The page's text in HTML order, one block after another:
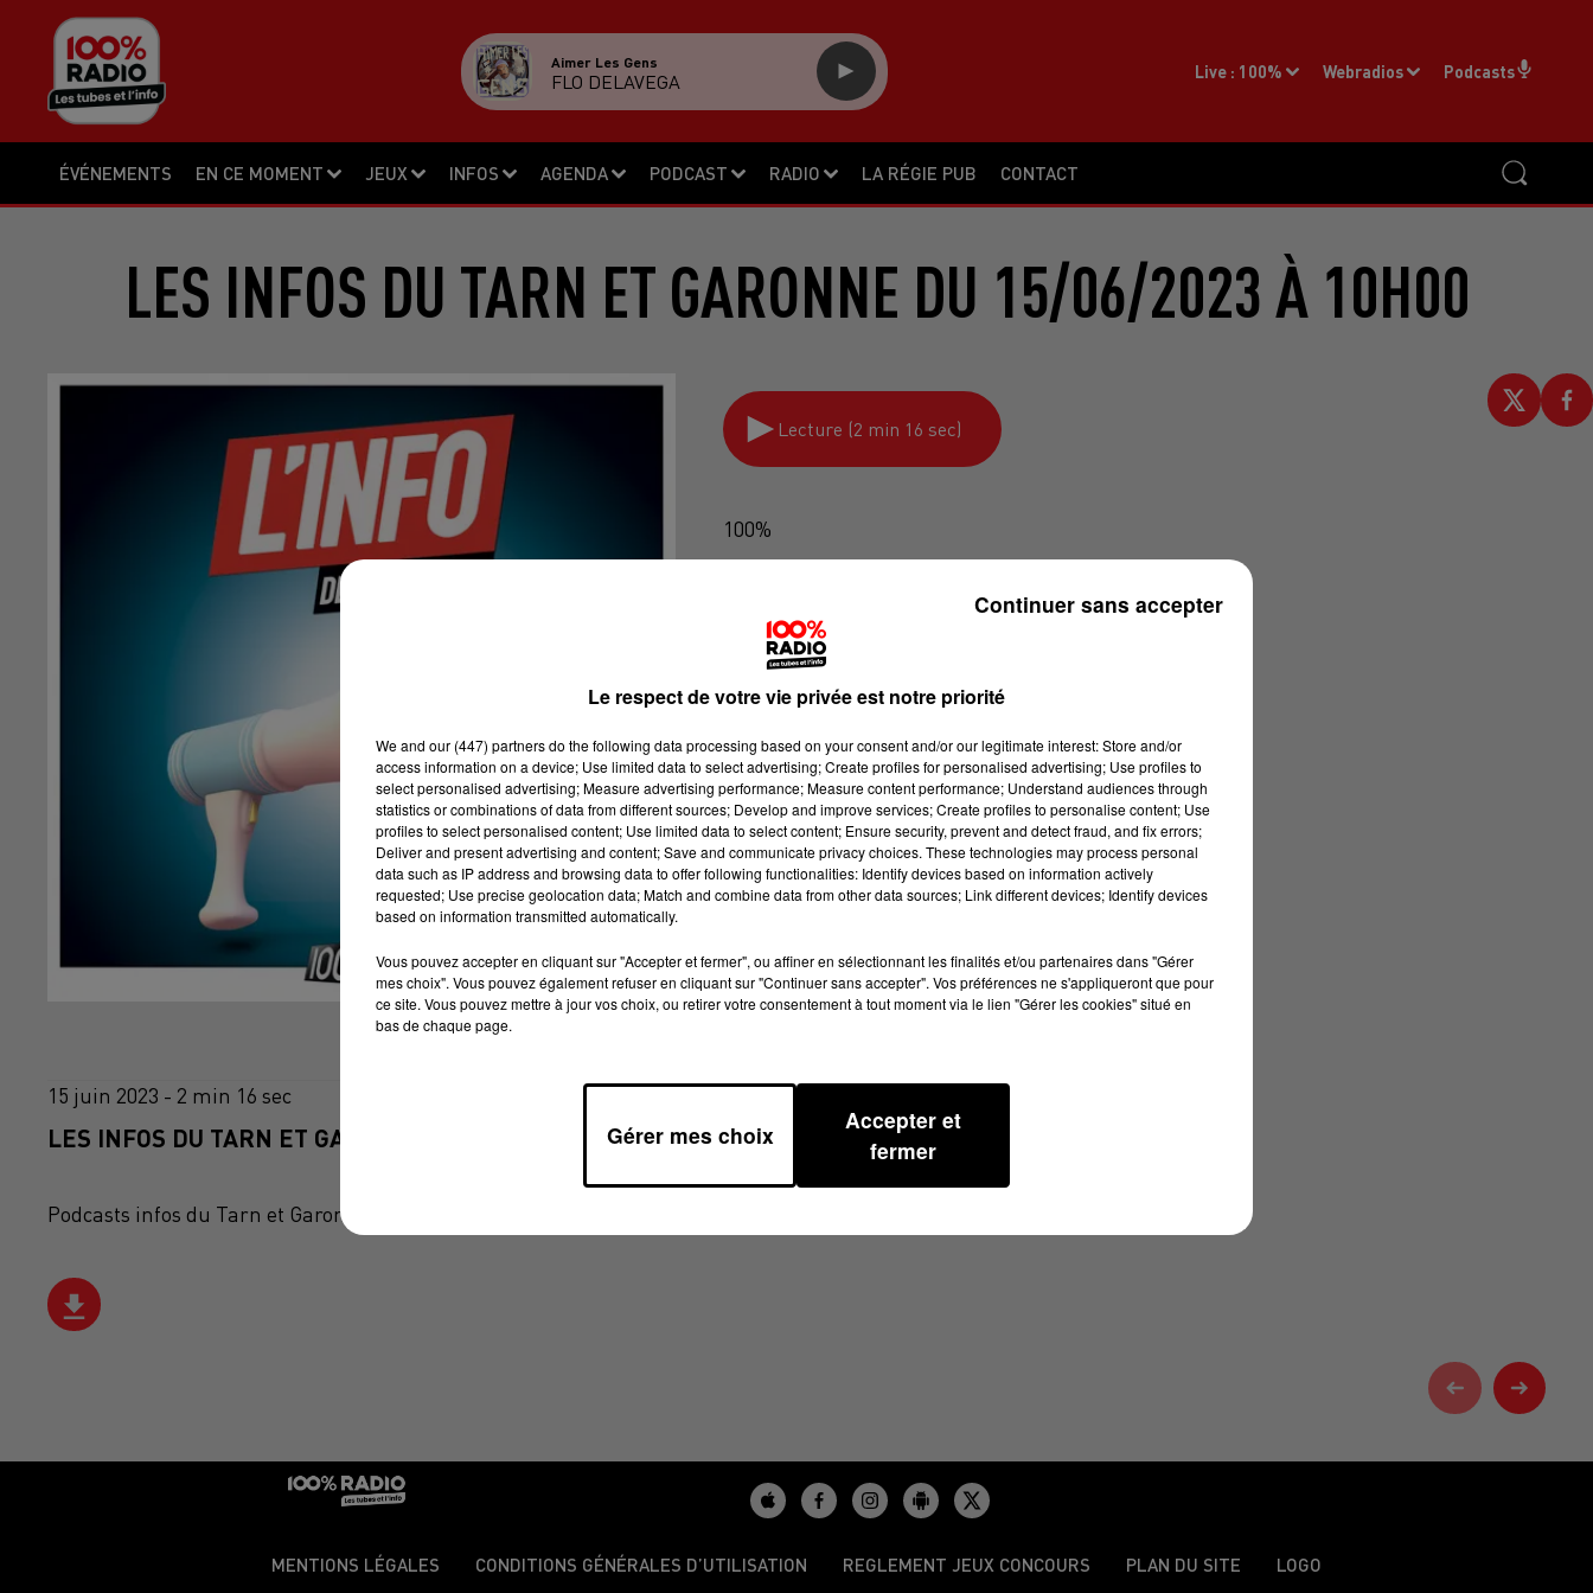
ÉVÉNEMENTS EN CE MOMENT JEUX INFOS AGENDA PODCAST RADIO LA RÉGIE PUB CONTACT
Live : 100% Webradios Podcasts
Aimer Les Gens
FLO DELAVEGA
LES INFOS DU TARN ET GARONNE DU 15/06/2023 À 10H00
Lecture (2 min 16 sec)
100%
15 juin 2023 - 2 min 16 sec
LES INFOS DU TARN ET GARONNE DU 15/06/2023 À 10H00
Podcasts infos du Tarn et Garonne
MENTIONS LÉGALES CONDITIONS GÉNÉRALES D’UTILISATION REGLEMENT JEUX CONCOURS PLAN DU SITE LOGO
Le respect de votre vie privée est notre priorité
We and our (447) partnersdo the following data processing based on your consent and/or our legitimate interest: Store and/or
access information on a device; Use limited data to select advertising; Create profiles for personalised advertising; Use profiles to
select personalised advertising; Measure advertising performance; Measure content performance; Understand audiences through
statistics or combinations of data from different sources; Develop and improve services; Create profiles to personalise content; Use
profiles to select personalised content; Use limited data to select content; Ensure security, prevent and detect fraud, and fix errors;
Deliver and present advertising and content; Save and communicate privacy choices. These technologies may process personal
data such as IP address and browsing data to offer following functionalities: Identify devices based on information actively
requested; Use precise geolocation data; Match and combine data from other data sources; Link different devices; Identify devices
based on information transmitted automatically.
Vous pouvez accepter en cliquant sur "Accepter et fermer", ou affiner en sélectionnant les finalités et/ou partenaires dans "Gérer
mes choix". Vous pouvez également refuser en cliquant sur "Continuer sans accepter". Vos préférences ne s'appliqueront que pour
ce site. Vous pouvez mettre à jour vos choix, ou retirer votre consentement à tout moment via le lien "Gérer les cookies" situé en
bas de chaque page.
Gérer mes choix
Accepter et
fermer
Continuer sans accepter